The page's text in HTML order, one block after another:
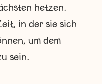
hetzen.
in der sie sich
um dem
sein.